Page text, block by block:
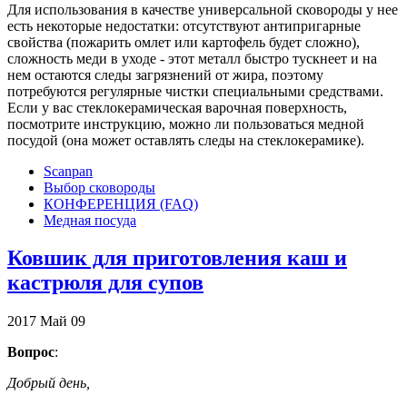
Для использования в качестве универсальной сковороды у нее
есть некоторые недостатки: отсутствуют антипригарные
свойства (пожарить омлет или картофель будет сложно),
сложность меди в уходе - этот металл быстро тускнеет и на
нем остаются следы загрязнений от жира, поэтому
потребуются регулярные чистки специальными средствами.
Если у вас стеклокерамическая варочная поверхность,
посмотрите инструкцию, можно ли пользоваться медной
посудой (она может оставлять следы на стеклокерамике).
Scanpan
Выбор сковороды
КОНФЕРЕНЦИЯ (FAQ)
Медная посуда
Ковшик для приготовления каш и
кастрюля для супов
2017 Май 09
Вопрос:
Добрый день,